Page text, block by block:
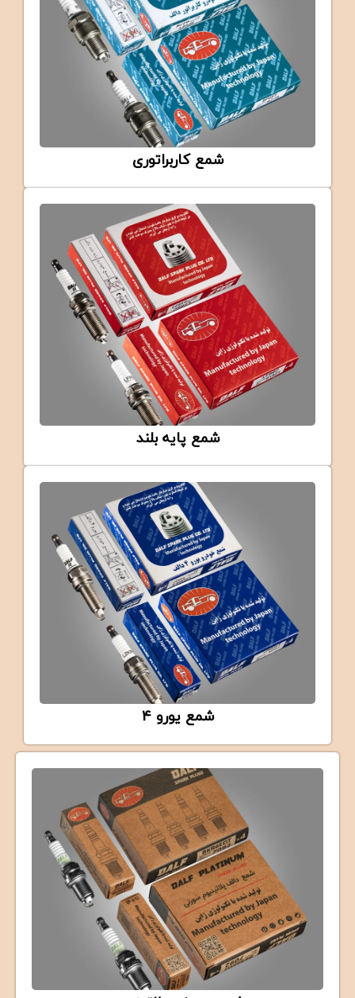
CARBURETOR
DALF Carburetor Spark Plug (BP6EY)
شمع کاربراتوری
LONG BASE
DALF Long Base Spark Plug (LFR6C)
شمع پایه بلند
EURO 4
DALF Euro 4 Spark Plug (LZKR6B-E)
شمع یورو 4